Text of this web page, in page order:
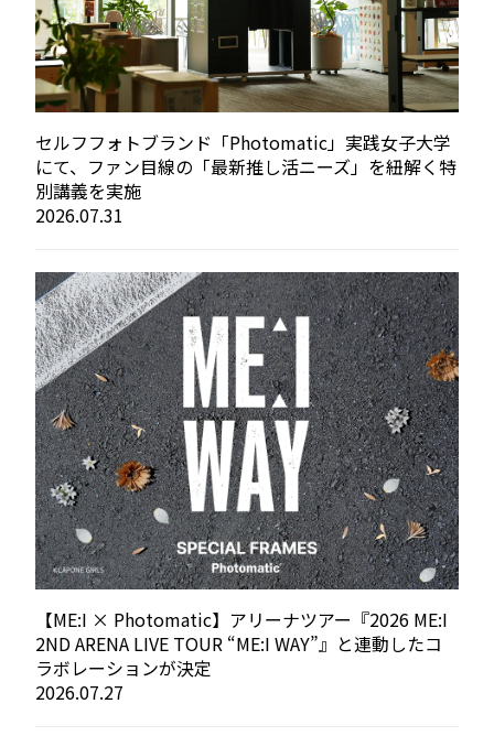
セルフフォトブランド「Photomatic」実践女子大学
にて、ファン目線の「最新推し活ニーズ」を紐解く特
別講義を実施
2026.07.31
【ME:I × Photomatic】アリーナツアー『2026 ME:I
2ND ARENA LIVE TOUR “ME:I WAY”』と連動したコ
ラボレーションが決定
2026.07.27